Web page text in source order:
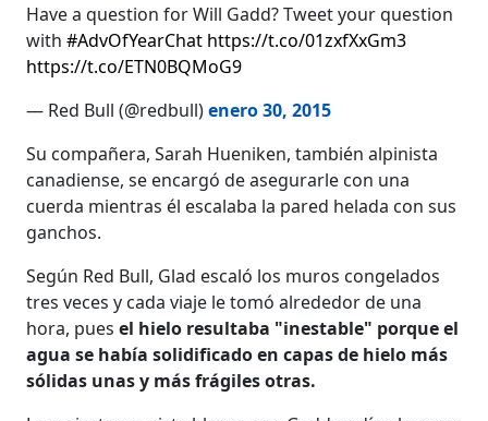
Have a question for Will Gadd? Tweet your question
with#AdvOfYearChat https://t.co/01zxfXxGm3
https://t.co/ETN0BQMoG9
— Red Bull (@redbull)enero 30, 2015
Su compañera, Sarah Hueniken, también alpinista
canadiense, se encargó de asegurarle con una
cuerda mientras él escalaba la pared helada con sus
ganchos.
Según Red Bull, Glad escaló los muros congelados
tres veces y cada viaje le tomó alrededor de una
hora, puesel hielo resultaba "inestable" porque el
agua se había solidificado en capas de hielo más
sólidas unas y más frágiles otras.